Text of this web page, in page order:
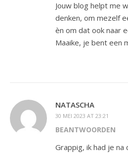
Jouw blog helpt me
denken, om mezelf
èn om dat ook naar
Maaike, je bent een
NATASCHA
30 MEI 2023 AT 23:21
BEANTWOORDEN
Grappig, ik had je